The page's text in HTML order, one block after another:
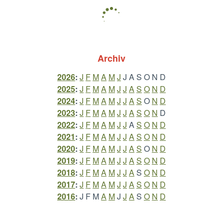
Archiv
2026: J F MA MJ J AS O N D
2025: J F MA MJ J AS O N D
2024: J F MA MJ J AS O N D
2023: J F MA MJ J AS O N D
2022: J F MA MJ J AS O N D
2021: J F MA MJ J AS O N D
2020: J F MA MJ J AS O N D
2019: J F MA MJ J AS O N D
2018: J F MA MJ J AS O N D
2017: J F MA MJ J AS O N D
2016: J F MA MJ J AS O N D